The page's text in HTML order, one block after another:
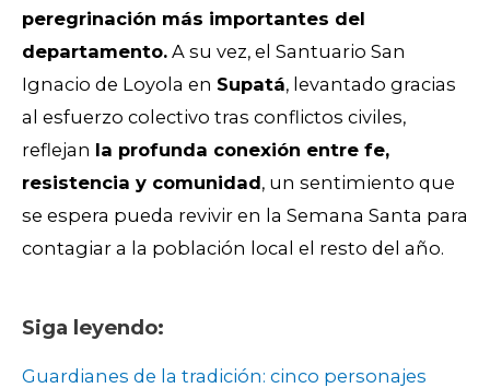
peregrinación más importantes del
departamento. A su vez, el Santuario San
Ignacio de Loyola en Supatá, levantado gracias
al esfuerzo colectivo tras conflictos civiles,
reflejan la profunda conexión entre fe,
resistencia y comunidad, un sentimiento que
se espera pueda revivir en la Semana Santa para
contagiar a la población local el resto del año.
Siga leyendo:
Guardianes de la tradición: cinco personajes